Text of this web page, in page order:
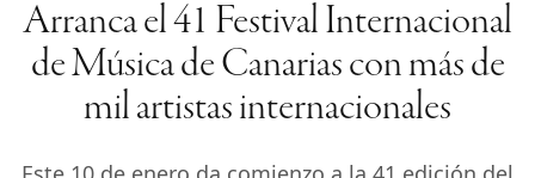
Arranca el 41 Festival Internacional
de Música de Canarias con más de
mil artistas internacionales